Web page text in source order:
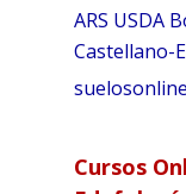
ARS USDA
Castellano-
Cursos